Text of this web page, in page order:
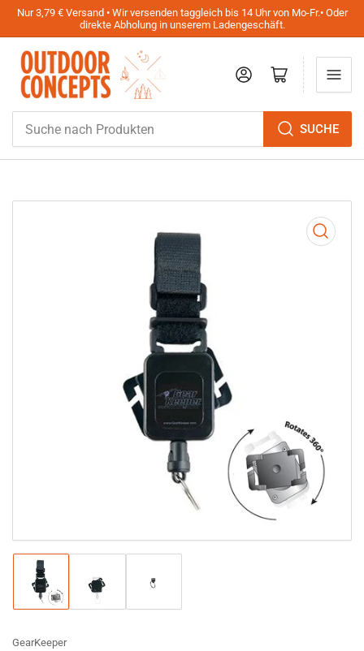
Nur 3,79 € Versand • Wir versenden taggleich bis 14 Uhr von Mo-Fr.• Oder
direkte Abholung in unserem Ladengeschäft.
nach
Produkten
SUCHE
AnmeldenMini-Warenkorb öffnen
Medien
1
in
Modal
öffnen
Bild
in
Galerieansicht
Bild
in
Galerieansicht
Bild
Galerieansicht
GearKeeper